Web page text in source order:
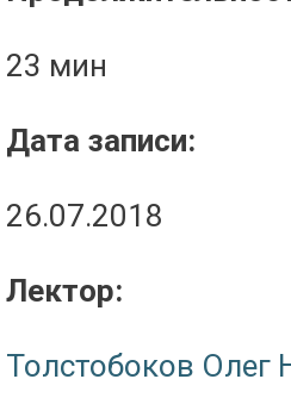
23 мин
Дата записи:
26.07.2018
Лектор:
Толстобоков Олег